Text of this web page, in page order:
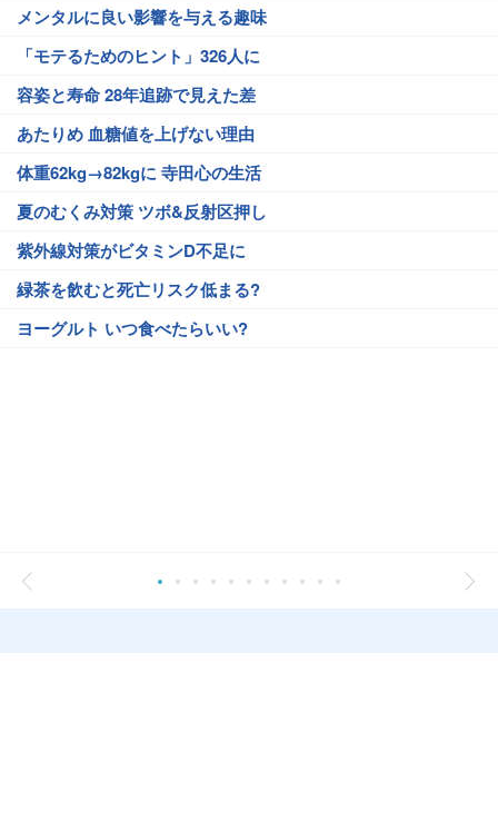
メンタルに良い影響を与える趣味
「モテるためのヒント」326人に
容姿と寿命 28年追跡で見えた差
あたりめ 血糖値を上げない理由
体重62kg→82kgに 寺田心の生活
夏のむくみ対策 ツボ&反射区押し
紫外線対策がビタミンD不足に
緑茶を飲むと死亡リスク低まる?
ヨーグルト いつ食べたらいい?